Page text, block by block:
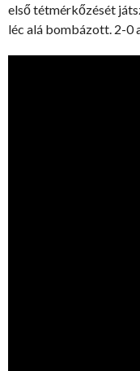
első tétmérkőzését
léc alá bombázott. 2-0